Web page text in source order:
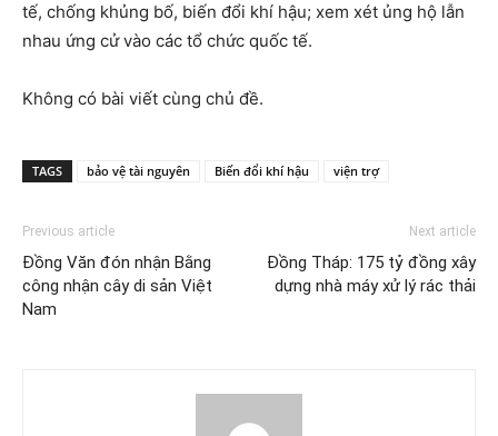
tế, chống khủng bố, biến đổi khí hậu; xem xét ủng hộ lẫn
nhau ứng cử vào các tổ chức quốc tế.
Không có bài viết cùng chủ đề.
TAGS bảo vệ tài nguyên Biến đổi khí hậu viện trợ
Previous article
Đồng Văn đón nhận Bằng
công nhận cây di sản Việt
Nam
Next article
Đồng Tháp: 175 tỷ đồng xây
dựng nhà máy xử lý rác thải